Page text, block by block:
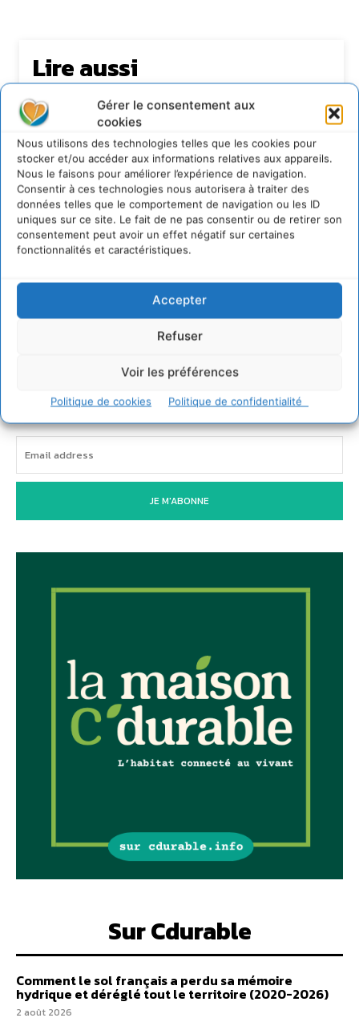
Gérer le consentement aux
cookies
Nous utilisons des technologies telles que les cookies pour
stocker et/ou accéder aux informations relatives aux appareils.
Nous le faisons pour améliorer l’expérience de navigation.
Consentir à ces technologies nous autorisera à traiter des
données telles que le comportement de navigation ou les ID
uniques sur ce site. Le fait de ne pas consentir ou de retirer son
consentement peut avoir un effet négatif sur certaines
fonctionnalités et caractéristiques.
Accepter
Refuser
Voir les préférences
Politique de cookies Politique de confidentialité
Lire aussi
Transformer les territoires par le dialogue et la
coopération avec un Commun
d’Accompagnement des Transitions
7 août 2026
Soutenir un pastoralisme durable en faveur de
socio-écosystèmes résilients
6 août 2026
S’inspirer de l’arbre pour un modèle
économique régénératif du vivant …
IPBES : le « GIEC de la biodiversité » appelle les
entreprises à devenir des alliées du vivant
4 août 2026
Newsletter
JE M'ABONNE
Sur Cdurable
Comment le sol français a perdu sa mémoire
hydrique et déréglé tout le territoire (2020-2026)
2 août 2026